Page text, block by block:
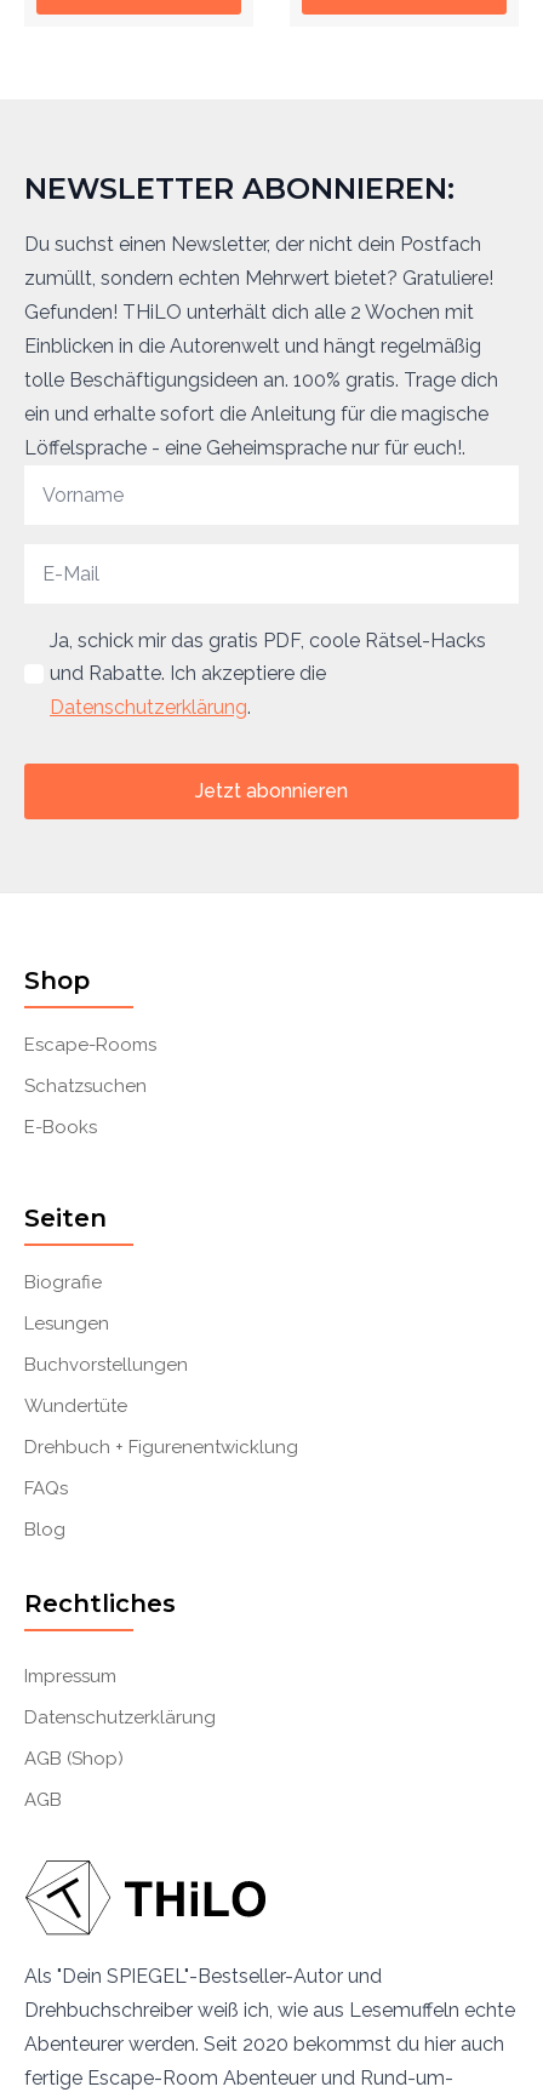
NEWSLETTER ABONNIEREN:
Du suchst einen Newsletter, der nicht dein Postfach
zumüllt, sondern echten Mehrwert bietet? Gratuliere!
Gefunden! THiLO unterhält dich alle 2 Wochen mit
Einblicken in die Autorenwelt und hängt regelmäßig
tolle Beschäftigungsideen an. 100% gratis. Trage dich
ein und erhalte sofort die Anleitung für die magische
Löffelsprache - eine Geheimsprache nur für euch!.
Ja, schick mir das gratis PDF, coole Rätsel-Hacks
und Rabatte. Ich akzeptiere die
Datenschutzerklärung.
Jetzt abonnieren
Als "Dein SPIEGEL"-Bestseller-Autor und
Drehbuchschreiber weiß ich, wie aus Lesemuffeln echte
Abenteurer werden. Seit 2020 bekommst du hier auch
fertige Escape-Room Abenteuer und Rund-um-
Shop
Escape-Rooms
Schatzsuchen
E-Books
Seiten
Biografie
Lesungen
Buchvorstellungen
Wundertüte
Drehbuch + Figurenentwicklung
FAQs
Blog
Rechtliches
Impressum
Datenschutzerklärung
AGB (Shop)
AGB